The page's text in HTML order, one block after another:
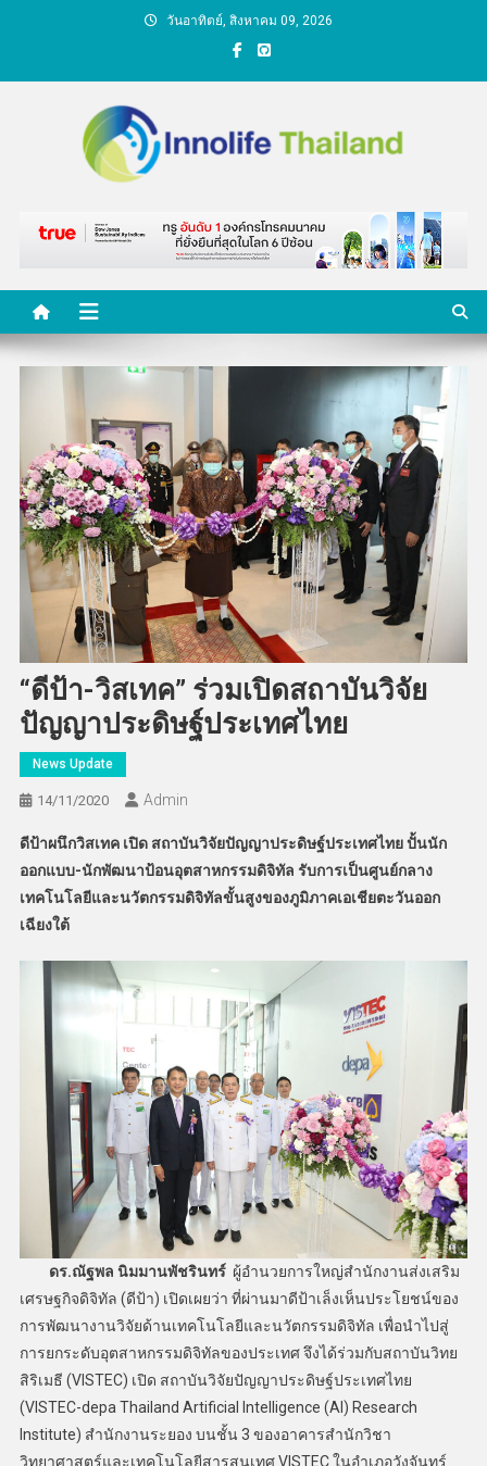
วันอาทิตย์, สิงหาคม 09, 2026
คนกับความคิด ชีวิตกับ
นวัตกรรม
“ดีป้า-วิสเทค” ร่วมเปิดสถาบันวิจัย
ปัญญาประดิษฐ์ประเทศไทย
News Update
14/11/2020 Admin
ดีป้าผนึกวิสเทค เปิด สถาบันวิจัยปัญญาประดิษฐ์ประเทศไทย ปั้นนัก
ออกแบบ-นักพัฒนาป้อนอุตสาหกรรมดิจิทัล รับการเป็นศูนย์กลาง
เทคโนโลยีและนวัตกรรมดิจิทัลขั้นสูงของภูมิภาคเอเชียตะวันออก
เฉียงใต้
ดร.ณัฐพล นิมมานพัชรินทร์ผู้อำนวยการใหญ่สำนักงานส่งเสริม
เศรษฐกิจดิจิทัล (ดีป้า) เปิดเผยว่า ที่ผ่านมาดีป้าเล็งเห็นประโยชน์ของ
การพัฒนางานวิจัยด้านเทคโนโลยีและนวัตกรรมดิจิทัล เพื่อนำไปสู่
การยกระดับอุตสาหกรรมดิจิทัลของประเทศ จึงได้ร่วมกับสถาบันวิทย
สิริเมธี (VISTEC) เปิด สถาบันวิจัยปัญญาประดิษฐ์ประเทศไทย
(VISTEC-depa Thailand Artificial Intelligence (AI) Research
Institute) สำนักงานระยอง บนชั้น 3 ของอาคารสำนักวิชา
วิทยาศาสตร์และเทคโนโลยีสารสนเทศ VISTEC ในอำเภอวังจันทร์